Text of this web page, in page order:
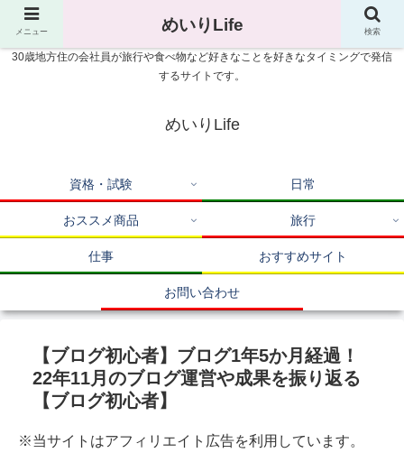
30歳地方住の会社員が旅行や食べ物など好きなことを好きなタイミングで発信
するサイトです。
めいりLife
資格・試験 日常
おススメ商品 旅行
仕事 おすすめサイト
お問い合わせ
【ブログ初心者】ブログ1年5か月経過！
22年11月のブログ運営や成果を振り返る
【ブログ初心者】
※当サイトはアフィリエイト広告を利用しています。
メニュー めいりLife 検索